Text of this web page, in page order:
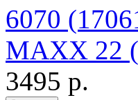
6070
MAXX 22
3495 р.